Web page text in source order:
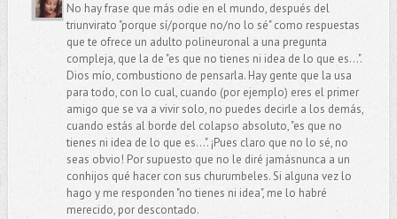
No hay frase que más odie en el mundo, después del
triunvirato "porque sí/porque no/no lo sé" como respuestas
que te ofrece un adulto polineuronal a una pregunta
compleja, que la de "es que no tienes ni idea de lo que es...".
Dios mío, combustiono de pensarla. Hay gente que la usa
para todo, con lo cual, cuando (por ejemplo) eres el primer
amigo que se va a vivir solo, no puedes decirle a los demás,
cuando estás al borde del colapso absoluto, "es que no
tienes ni idea de lo que es...". ¡Pues claro que no lo sé, no
seas obvio! Por supuesto que no le diré jamásnunca a un
conhijos qué hacer con sus churumbeles. Si alguna vez lo
hago y me responden "no tienes ni idea", me lo habré
merecido, por descontado.